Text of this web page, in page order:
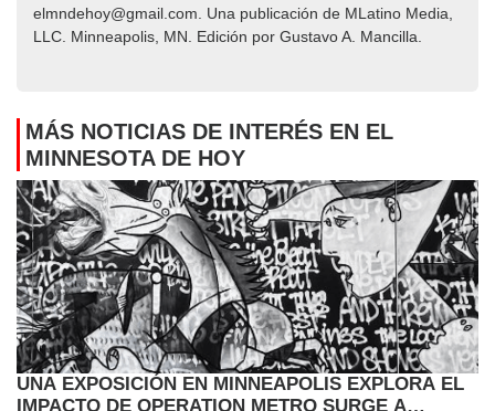
elmndehoy@gmail.com. Una publicación de MLatino Media,
LLC. Minneapolis, MN. Edición por Gustavo A. Mancilla.
MÁS NOTICIAS DE INTERÉS EN EL
MINNESOTA DE HOY
UNA EXPOSICIÓN EN MINNEAPOLIS EXPLORA EL
IMPACTO DE OPERATION METRO SURGE A